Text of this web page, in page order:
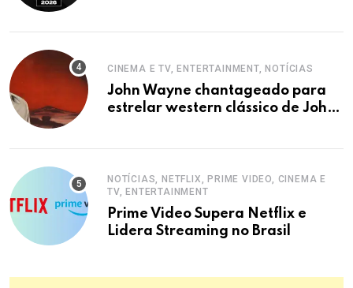
CINEMA E TV, ENTERTAINMENT, NOTÍCIAS
John Wayne chantageado para
estrelar western clássico de John
NOTÍCIAS, NETFLIX, PRIME VIDEO, CINEMA E
TV, ENTERTAINMENT
Prime Video Supera Netflix e
Lidera Streaming no Brasil